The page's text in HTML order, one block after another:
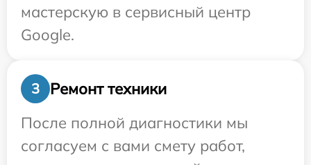
мастерскую в сервисный центр
Google.
3
Ремонт техники
После полной диагностики мы
согласуем с вами смету работ,